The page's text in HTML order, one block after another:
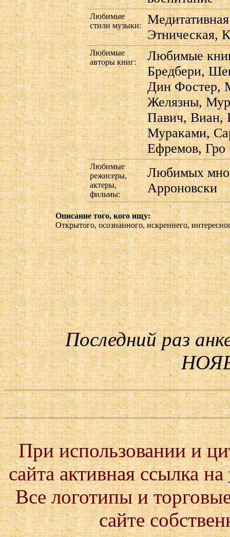
Любимые
стили музыки:
Этническая,
Любимые
авторы книг:
Любимые
Бредбери,
Дин Фостер,
Желязны,
Павич, Виан,
Мураками,
Ефремов, Гро
Любимые
режисеры,
актеры,
фильмы:
Любимых
Арроновски
Описание того, кого ищу:
Открытого, осознанного, искреннего,
Последний раз
При использовании и
сайта активная ссылка на
Все логотипы и
сайте